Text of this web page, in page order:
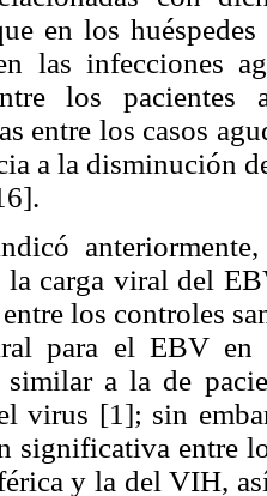
en los
las infecciones
los pacientes
entre los casos
a la disminución
la carga viral del
los controles
para el EBV
a la de
virus [1]; sin
significativa entre
y la del VIH,